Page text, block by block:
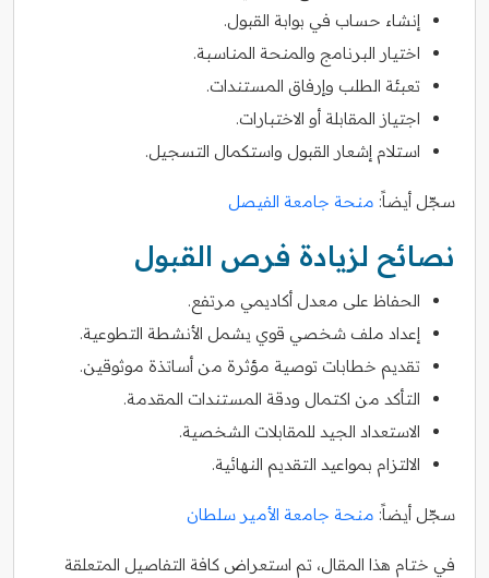
إنشاء حساب في بوابة القبول.
اختيار البرنامج والمنحة المناسبة.
تعبئة الطلب وإرفاق المستندات.
اجتياز المقابلة أو الاختبارات.
استلام إشعار القبول واستكمال التسجيل.
سجّل أيضاً: منحة جامعة الفيصل
نصائح لزيادة فرص القبول
الحفاظ على معدل أكاديمي مرتفع.
إعداد ملف شخصي قوي يشمل الأنشطة التطوعية.
تقديم خطابات توصية مؤثرة من أساتذة موثوقين.
التأكد من اكتمال ودقة المستندات المقدمة.
الاستعداد الجيد للمقابلات الشخصية.
الالتزام بمواعيد التقديم النهائية.
سجّل أيضاً: منحة جامعة الأمير سلطان
في ختام هذا المقال، تم استعراض كافة التفاصيل المتعلقة